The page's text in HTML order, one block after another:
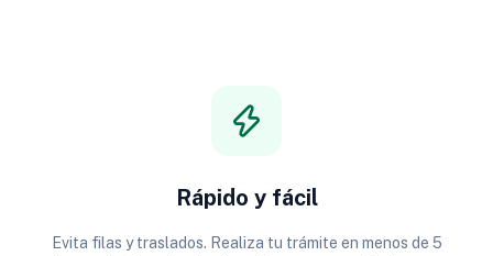
Rápido y fácil
Evita filas y traslados. Realiza tu trámite en menos de 5